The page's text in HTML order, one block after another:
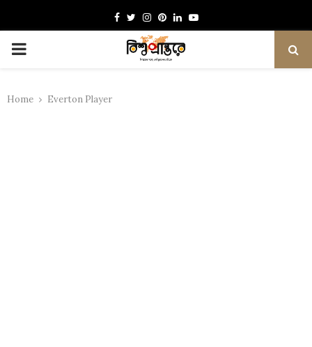
Facebook
TwitterInstagram
Pinterest
LinkedinYoutube
PRIMARY
Home Everton Player